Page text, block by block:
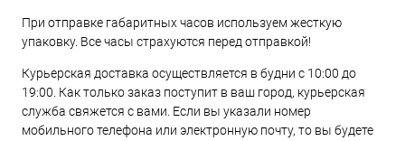
При отправке габаритных часов используем жесткую
упаковку. Все часы страхуются перед отправкой!
Курьерская доставка осуществляется в будни с 10:00 до
19:00. Как только заказ поступит в ваш город, курьерская
служба свяжется с вами. Если вы указали номер
мобильного телефона или электронную почту, то вы будете